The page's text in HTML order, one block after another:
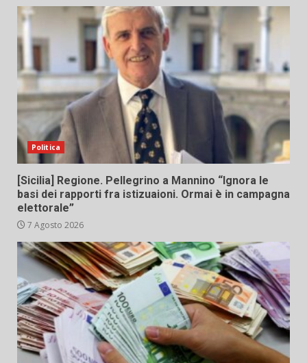
Politica
[Sicilia] Regione. Pellegrino a Mannino “Ignora le
basi dei rapporti fra istizuaioni. Ormai è in campagna
elettorale”
7 Agosto 2026